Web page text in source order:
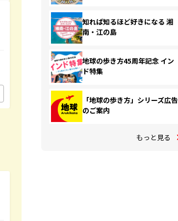
知れば知るほど好きになる 湘
南・江の島
地球の歩き方45周年記念 イン
ド特集
「地球の歩き方」シリーズ広告
のご案内
もっと見る